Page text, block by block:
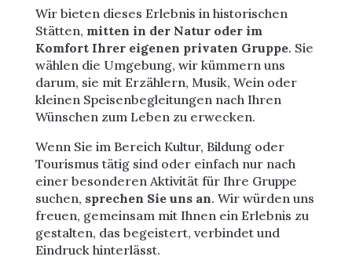
Wir bieten dieses Erlebnis in historischen
Stätten, mitten in der Natur oder im
Komfort Ihrer eigenen privaten Gruppe. Sie
wählen die Umgebung, wir kümmern uns
darum, sie mit Erzählern, Musik, Wein oder
kleinen Speisenbegleitungen nach Ihren
Wünschen zum Leben zu erwecken.
Wenn Sie im Bereich Kultur, Bildung oder
Tourismus tätig sind oder einfach nur nach
einer besonderen Aktivität für Ihre Gruppe
suchen, sprechen Sie uns an. Wir würden uns
freuen, gemeinsam mit Ihnen ein Erlebnis zu
gestalten, das begeistert, verbindet und
Eindruck hinterlässt.